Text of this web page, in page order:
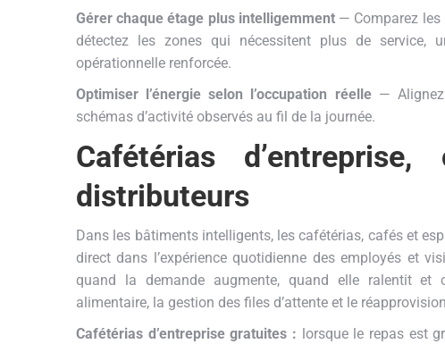
Gérer chaque étage plus intelligemment— Comparez les
détectez les zones qui nécessitent plus de service,
opérationnelle renforcée.
Optimiser l’énergie selon l’occupation réelle— Alignez
schémas d’activité observés au fil de la journée.
Cafétérias
distributeurs
Dans les bâtiments intelligents, les cafétérias, cafés et
direct dans l’expérience quotidienne des employés et
quand la demande augmente, quand elle ralentit et
alimentaire, la gestion des files d’attente et le
Cafétérias d’entreprise gratuites : lorsque le repas est